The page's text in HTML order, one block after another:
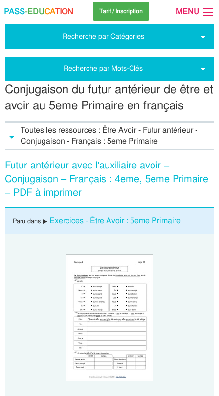
PASS-EDUCATION Tarif / Inscription MENU
Recherche par Catégories
Recherche par Mots-Clés
Conjugaison du futur antérieur de être et
avoir au 5eme Primaire en français
Toutes les ressources : Être Avoir - Futur antérieur -
Conjugaison - Français : 5eme Primaire
Futur antérieur avec l’auxiliaire avoir –
Conjugaison – Français : 4eme, 5eme Primaire
– PDF à imprimer
Paru dans ▶ Exercices - Être Avoir : 5eme Primaire